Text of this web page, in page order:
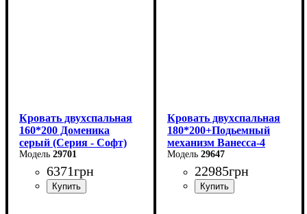
Кровать двухспальная
160*200 Доменика
серый (Серия - Софт)
29701
6371грн
Кровать двухспальная
180*200+Подьемный
механизм Ванесса-4
29647
22985грн